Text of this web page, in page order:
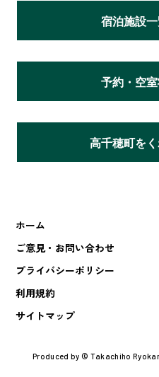
宿泊施設
予約・空
高千穂町を
ホーム
ご意見・お問い合わせ
プライバシーポリシー
利用規約
サイトマップ
Produced by © Takachiho